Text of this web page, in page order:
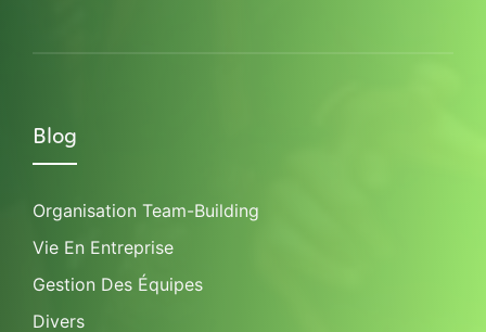
Blog
Organisation Team-Building
Vie En Entreprise
Gestion Des Équipes
Divers